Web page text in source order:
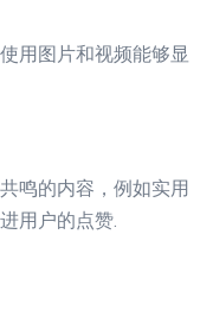
用图片和视频能够显
鸣的内容，例如实用
用户的点赞.